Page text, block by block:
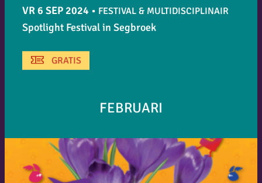
VR 6 SEP 2024 • FESTIVAL & MULTIDISCIPLINAIR
Spotlight Festival in Segbroek
GRATIS
FEBRUARI